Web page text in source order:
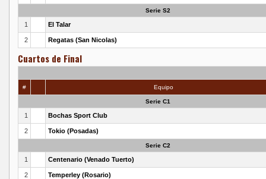
Serie S2
1 El Talar
2 Regatas (San Nicolas)
Cuartos de Final
# Equipo
Serie C1
1 Bochas Sport Club
2 Tokio (Posadas)
Serie C2
1 Centenario (Venado Tuerto)
2 Temperley (Rosario)